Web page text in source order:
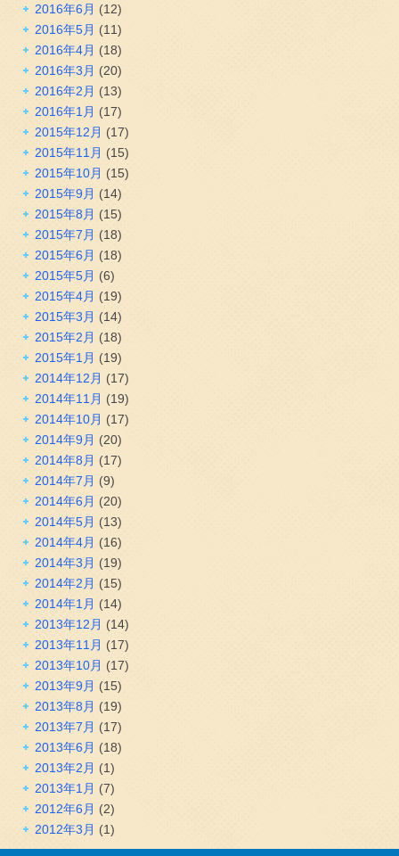
2016年6月 (12)
2016年5月 (11)
2016年4月 (18)
2016年3月 (20)
2016年2月 (13)
2016年1月 (17)
2015年12月 (17)
2015年11月 (15)
2015年10月 (15)
2015年9月 (14)
2015年8月 (15)
2015年7月 (18)
2015年6月 (18)
2015年5月 (6)
2015年4月 (19)
2015年3月 (14)
2015年2月 (18)
2015年1月 (19)
2014年12月 (17)
2014年11月 (19)
2014年10月 (17)
2014年9月 (20)
2014年8月 (17)
2014年7月 (9)
2014年6月 (20)
2014年5月 (13)
2014年4月 (16)
2014年3月 (19)
2014年2月 (15)
2014年1月 (14)
2013年12月 (14)
2013年11月 (17)
2013年10月 (17)
2013年9月 (15)
2013年8月 (19)
2013年7月 (17)
2013年6月 (18)
2013年2月 (1)
2013年1月 (7)
2012年6月 (2)
2012年3月 (1)